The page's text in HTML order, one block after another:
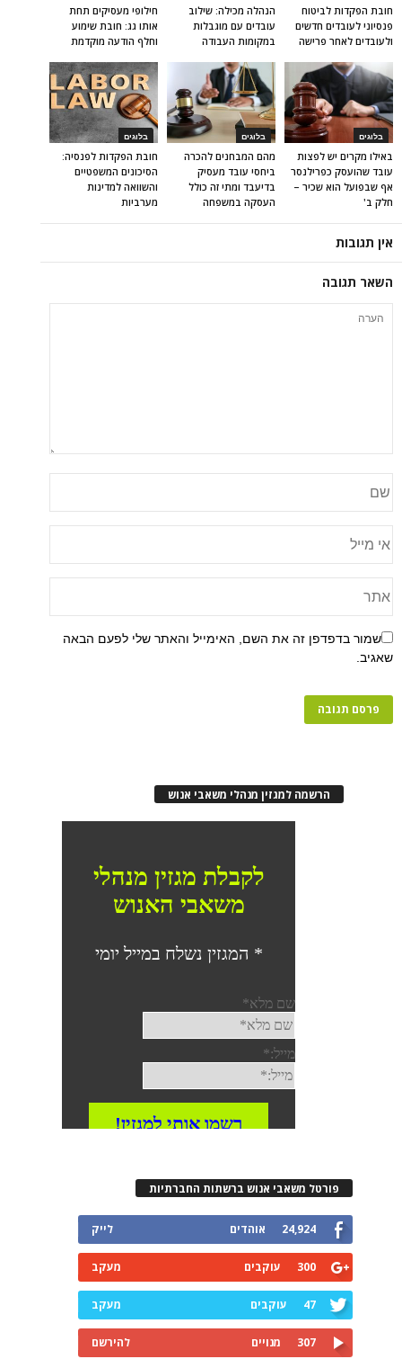
חילופי מעסיקים תחת
אותו גג: חובת שימוע
וחלף הודעה מוקדמת
הנהלה מכילה: שילוב
עובדים עם מוגבלות
במקומות העבודה
חובת הפקדות לביטוח
פנסיוני לעובדים חדשים
ולעובדים לאחר פרישה
בלוגים
חובת הפקדות לפנסיה:
הסיכונים המשפטיים
והשוואה למדינות
מערביות
בלוגים
מהם המבחנים להכרה
ביחסי עובד מעסיק
בדיעבד ומתי זה כולל
העסקה במשפחה
בלוגים
באילו מקרים יש לפצות
עובד שהועסק כפרילנסר
אף שבפועל הוא שכיר –
חלק ב'
אין תגובות
השאר תגובה
שמור בדפדפן זה את השם, האימייל והאתר שלי לפעם הבאה
שאגיב.
הרשמה למגזין מנהלי משאבי אנוש
פורטל משאבי אנוש ברשתות החברתיות
24,924 אוהדים לייק
300 עוקבים מעקב
47 עוקבים מעקב
307 מנויים להירשם